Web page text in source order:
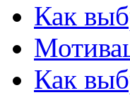
Как
Как